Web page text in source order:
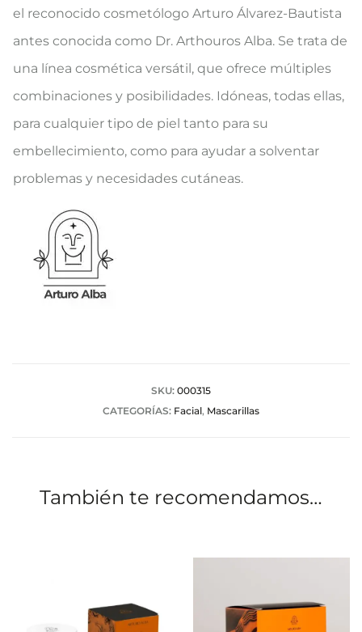
el reconocido cosmetólogo Arturo Álvarez-Bautista
antes conocida como Dr. Arthouros Alba. Se trata de
una línea cosmética versátil, que ofrece múltiples
combinaciones y posibilidades. Idóneas, todas ellas,
para cualquier tipo de piel tanto para su
embellecimiento, como para ayudar a solventar
problemas y necesidades cutáneas.
SKU: 000315
CATEGORÍAS: Facial, Mascarillas
También te recomendamos…